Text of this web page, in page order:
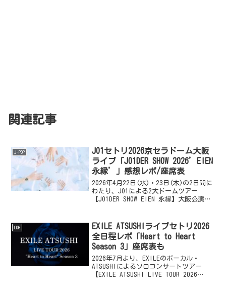
関連記事
J-POP
JO1セトリ2026京セラドーム大阪
ライブ「JO1DER SHOW 2026’EIEN
永縁’」感想レポ/座席表
2026年4月22日(水)・23日(木)の2日間に
わたり、JO1による2大ドームツアー
【JO1DER SHOW EIEN 永縁】大阪公演
SHOW』の最新章が開幕...
LDH
EXILE ATSUSHIライブセトリ2026
全日程レポ「Heart to Heart
Season 3」座席表も
2026年7月より、EXILEのボーカル・
ATSUSHIによるソロコンサートツアー
【EXILE ATSUSHI LIVE TOUR 2026